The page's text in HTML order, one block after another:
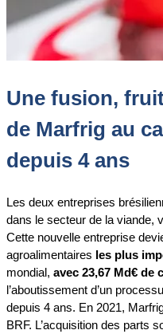
Une fusion,
de Marfrig au
depuis 4 ans
Les deux entreprises
dans le secteur de la viande,
Cette nouvelle entreprise
agroalimentaires les plus
mondial, avec 23,67 Md€ de
l’aboutissement d’un
depuis 4 ans. En 2021,
BRF. L’acquisition des parts